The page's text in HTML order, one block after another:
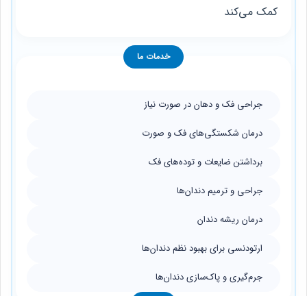
کمک می‌کند
خدمات ما
جراحی فک و دهان در صورت نیاز
درمان شکستگی‌های فک و صورت
برداشتن ضایعات و توده‌های فک
جراحی و ترمیم دندان‌ها
درمان ریشه دندان
ارتودنسی برای بهبود نظم دندان‌ها
جرم‌گیری و پاک‌سازی دندان‌ها